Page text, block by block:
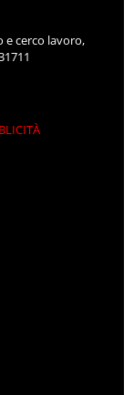
e cerco lavoro,